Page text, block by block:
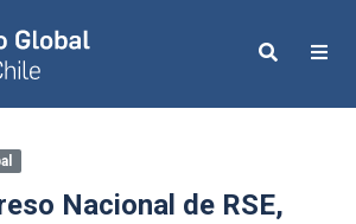
Search
Nacional de RSE,